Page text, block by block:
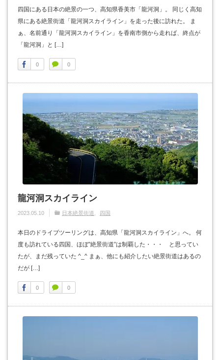
四国にある日本の絶景の一つ、高知県香美市「龍河洞」。 同じく高知
県にある絶景街道「龍河洞スカイライン」を走った後に訪れた。 ま
ぁ、名前通り「龍河洞スカイライン」を香南市側から走れば、終点が
「龍河洞」と […]
0 0
龍河洞スカイライン
2023.05.10 日本絶景街道 四国
本日のドライブツーリングは、高知県「龍河洞スカイライン」へ。 何
度も訪れている四国、ほぼ”絶景街道”は制覇した・・・ と思ってい
たが、まだ残っていた ^_^ まぁ、他にも紹介したい絶景街道はあるの
だが […]
0 0